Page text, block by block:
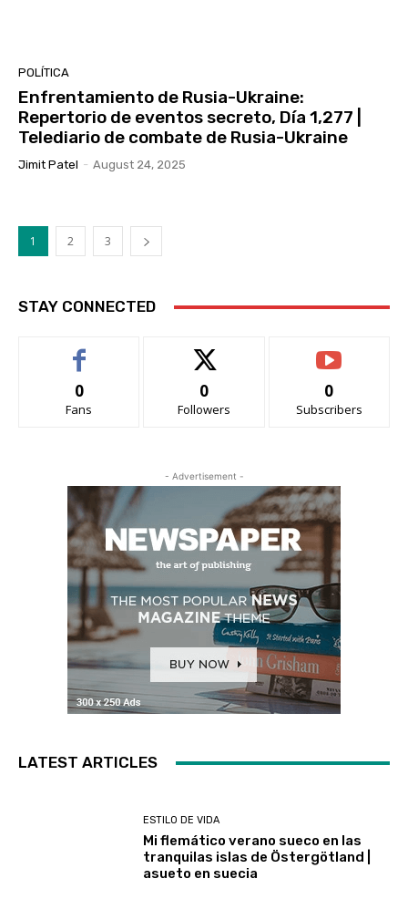
POLÍTICA
Enfrentamiento de Rusia-Ukraine:
Repertorio de eventos secreto, Día 1,277 |
Telediario de combate de Rusia-Ukraine
Jimit Patel - August 24, 2025
1 2 3
STAY CONNECTED
0
Fans
0
Followers
0
Subscribers
- Advertisement -
LATEST ARTICLES
ESTILO DE VIDA
Mi flemático verano sueco en las
tranquilas islas de Östergötland |
asueto en suecia